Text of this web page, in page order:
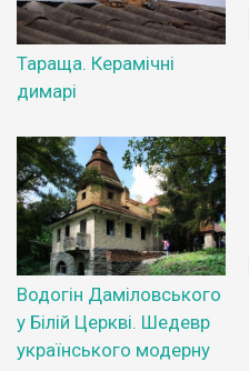
Тараща. Керамічні
димарі
Водогін Даміловського
у Білій Церкві. Шедевр
українського модерну